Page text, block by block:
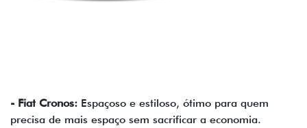
- Fiat Cronos: Espaçoso e estiloso, ótimo para quem
precisa de mais espaço sem sacrificar a economia.